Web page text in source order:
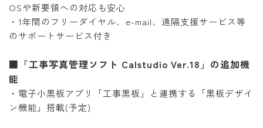
OSや新要領への対応も安心
・1年間のフリーダイヤル、e-mail、遠隔支援サービス等
のサポートサービス付き
■「工事写真管理ソフト Calstudio Ver.18」の追加機
能
・電子小黒板アプリ「工事黒板」と連携する「黒板デザイ
ン機能」搭載(予定)